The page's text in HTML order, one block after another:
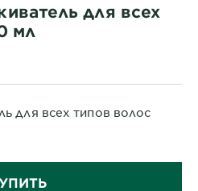
для всех
мл
для всех типов волос